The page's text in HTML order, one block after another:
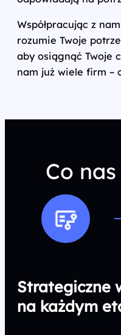
Współpracując z
rozumie Twoje
aby osiągnąć Twoje
nam już wiele firm –
Co
Strategiczne
na każdym